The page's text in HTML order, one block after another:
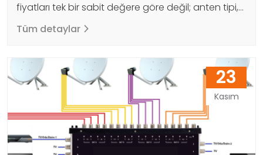
fiyatları tek bir sabit değere göre değil; anten tipi,
çap ölçüsü, malzeme kalitesi, LNB ve kurulum
koşulları gibi birçok faktöre göre belirlenir. Bu
bir değerlendirme yapmak daha doğrudur.
Örneğin 90 cm gibi geniş çaplı çanaklar yayın
Tüm detaylar
23
Kasım